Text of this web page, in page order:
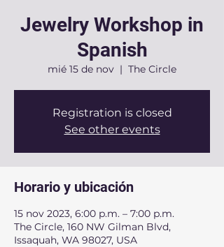
Jewelry Workshop in
Spanish
mié 15 de nov
  |
The Circle
Registration is closed
See other events
Horario y ubicación
15 nov 2023, 6:00 p.m. – 7:00 p.m.
The Circle, 160 NW Gilman Blvd,
Issaquah, WA 98027, USA